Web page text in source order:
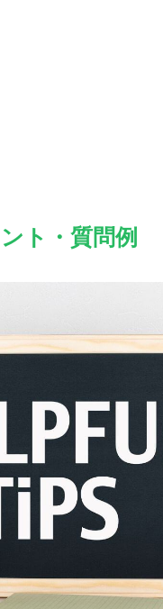
ト・質問例